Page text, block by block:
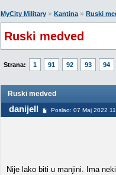
MyCity Military » Kantina» Ruski
Ruski medved
Strana: 1 91 92 93 94
Ruski medved
danijell Poslao: 07 Maj 2022
Nije lako biti u manjini. Ima